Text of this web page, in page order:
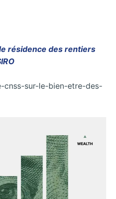
résidence des rentiers
cnss-sur-le-bien-etre-des-